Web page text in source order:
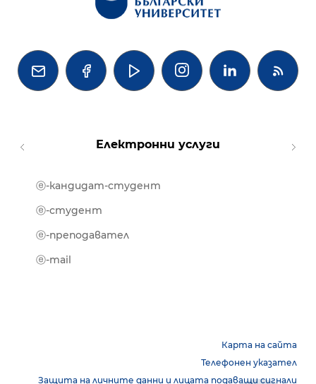
   
Електронни услуги
ⓔ-кандидат-студент
ⓔ-студент
ⓔ-преподавател
ⓔ-mail
Карта на сайта
Телефонен указател
Защита на личните данни и лицата подаващи сигнали